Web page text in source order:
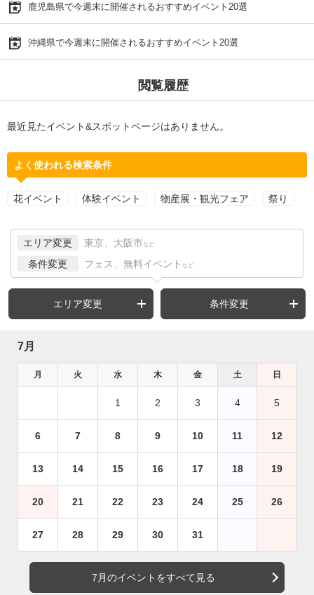
鹿児島県で今週末に開催されるおすすめイベント20選
沖縄県で今週末に開催されるおすすめイベント20選
閲覧履歴
最近見たイベント&スポットページはありません。
よく使われる検索条件
花イベント 体験イベント 物産展・観光フェア 祭り
エリア変更 東京、大阪市 など
条件変更 フェス、無料イベント など
エリア変更 条件変更
7月
月 火 水 木 金 土 日
1 2 3 4 5
6 7 8 9 10 11 12
13 14 15 16 17 18 19
20 21 22 23 24 25 26
27 28 29 30 31
7月のイベントをすべて見る